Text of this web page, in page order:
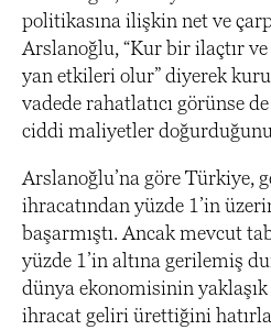
politikasına ilişkin net ve
Arslanoğlu, “Kur bir ilaçtır
yan etkileri olur” diyerek
vadede rahatlatıcı görünse
ciddi maliyetler
Arslanoğlu’na göre Türkiye,
ihracatından yüzde 1’in
başarmıştı. Ancak mevcut
yüzde 1’in altına gerilemiş
dünya ekonomisinin
ihracat geliri ürettiğini